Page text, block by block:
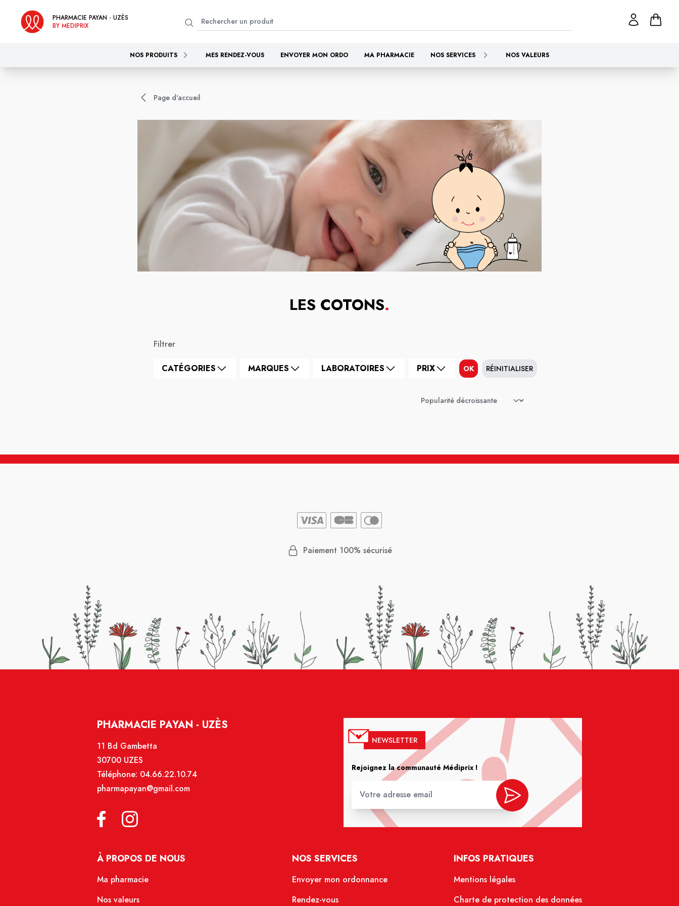
PHARMACIE PAYAN - UZÈS
BY MEDIPRIX
NOS PRODUITS MES RENDEZ-VOUS ENVOYER MON ORDO MA PHARMACIE NOS SERVICES NOS VALEURS
Page d'accueil
LES COTONS.
Filtrer
CATÉGORIES MARQUES LABORATOIRES PRIX OK RÉINITIALISER
Paiement 100% sécurisé
PHARMACIE PAYAN - UZÈS
11 Bd Gambetta
30700 UZES
Téléphone: 04.66.22.10.74
pharmapayan@gmail.com
NEWSLETTER
Rejoignez la communauté Médiprix !
À PROPOS DE NOUS
Ma pharmacie
Nos valeurs
NOS SERVICES
Envoyer mon ordonnance
Rendez-vous
INFOS PRATIQUES
Mentions légales
Charte de protection des données